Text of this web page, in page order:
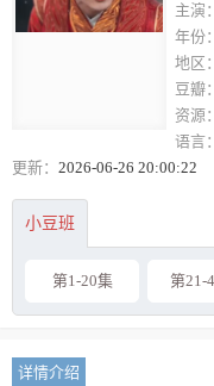
主演：
年份：
地区：
豆瓣：
资源：
语言：
更新： 2026-06-26 20:00:22
小豆班
第1-20集 第21-
详情介绍